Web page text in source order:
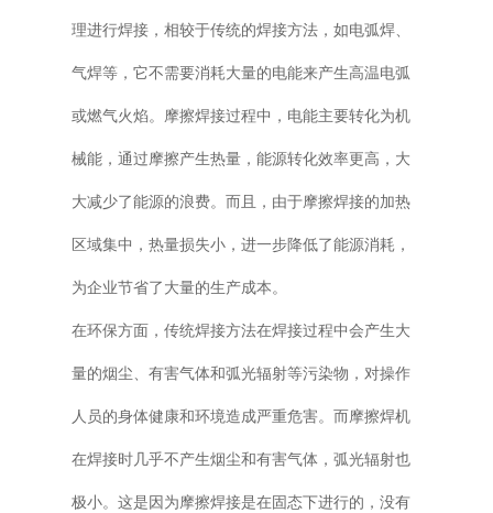
其他机床
理进行焊接，相较于传统的焊接方法，如电弧焊、
气焊等，它不需要消耗大量的电能来产生高温电弧
或燃气火焰。摩擦焊接过程中，电能主要转化为机
械能，通过摩擦产生热量，能源转化效率更高，大
大减少了能源的浪费。而且，由于摩擦焊接的加热
区域集中，热量损失小，进一步降低了能源消耗，
为企业节省了大量的生产成本。
在环保方面，传统焊接方法在焊接过程中会产生大
量的烟尘、有害气体和弧光辐射等污染物，对操作
人员的身体健康和环境造成严重危害。而摩擦焊机
在焊接时几乎不产生烟尘和有害气体，弧光辐射也
极小。这是因为摩擦焊接是在固态下进行的，没有